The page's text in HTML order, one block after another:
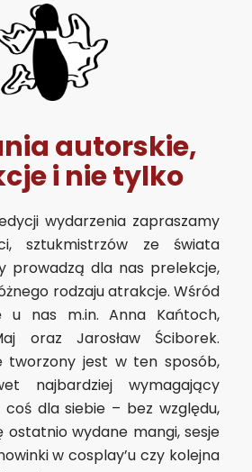
autorskie,
i nie tylko
wydarzenia zapraszamy
sztukmistrzów ze świata
prowadzą dla nas prelekcje,
rodzaju atrakcje. Wśród
u nas m.in. Anna Kańtoch,
oraz Jarosław Ściborek.
tworzony jest w ten sposób,
najbardziej wymagający
coś dla siebie – bez względu,
ostatnio wydane mangi, sesje
w cosplay’u czy kolejna